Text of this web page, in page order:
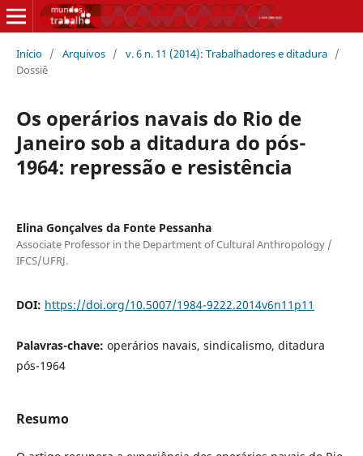
Início / Arquivos / v. 6 n. 11 (2014): Trabalhadores e ditadura /
Dossiê
Os operários navais do Rio de
Janeiro sob a ditadura do pós-
1964: repressão e resistência
Elina Gonçalves da Fonte Pessanha
Associate Professor in the Department of Cultural Anthropology /
IFCS/UFRJ.
DOI: https://doi.org/10.5007/1984-9222.2014v6n11p11
Palavras-chave: operários navais, sindicalismo, ditadura
pós-1964
Resumo